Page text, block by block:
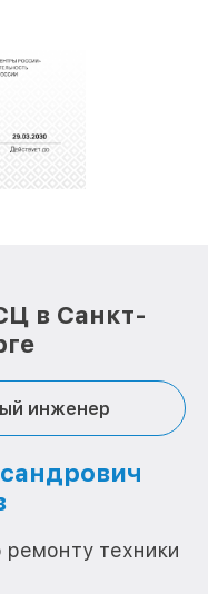
в Санкт-
инженер
техники